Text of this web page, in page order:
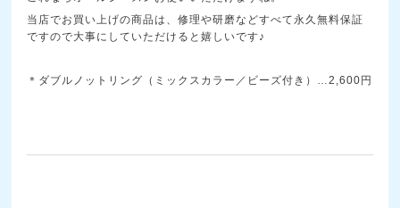
当店でお買い上げの商品は、修理や研磨などすべて永久無料保証
ですので大事にしていただけると嬉しいです♪
＊ダブルノットリング（ミックスカラー／ビーズ付き）…2,600円